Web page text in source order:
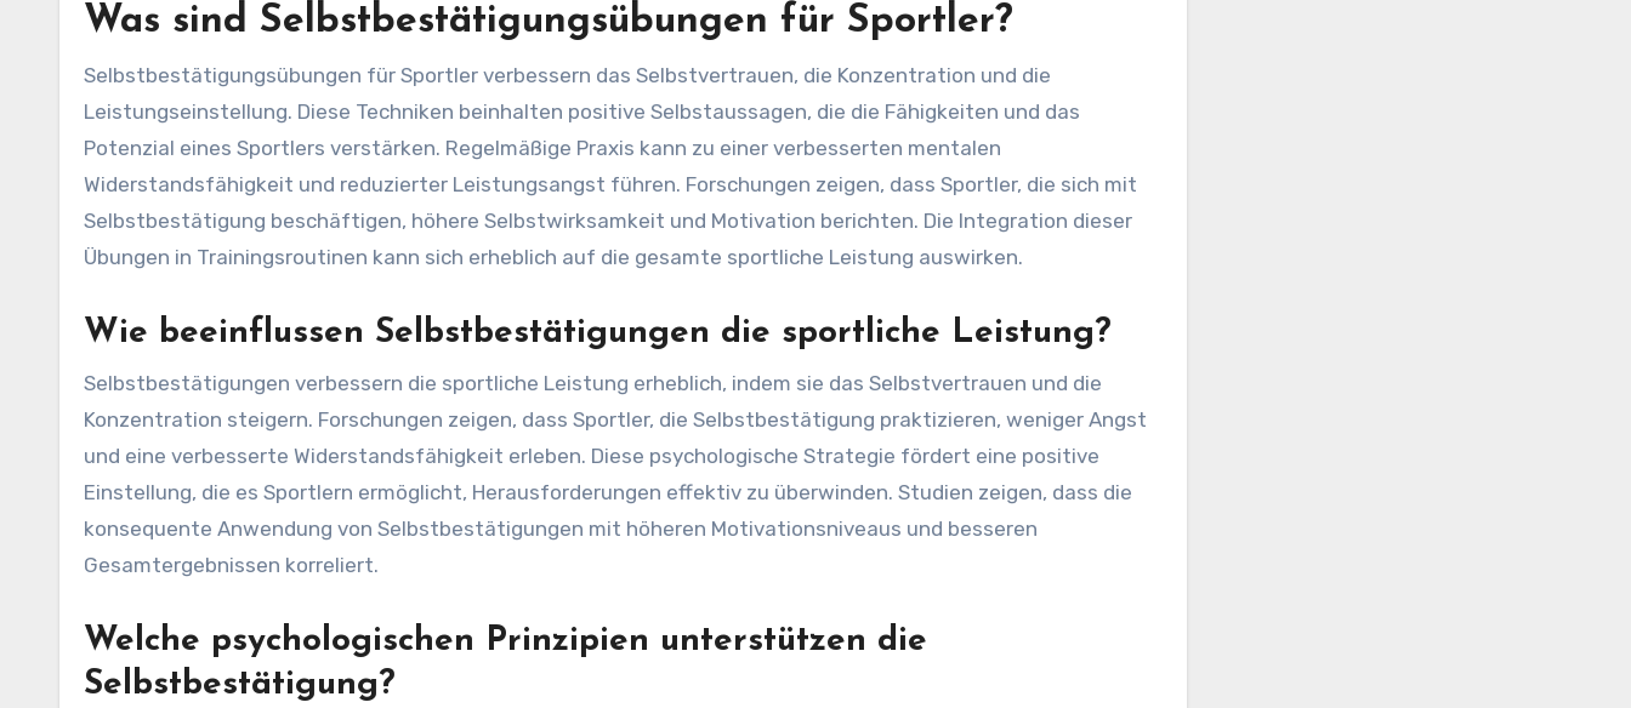
Was sind Selbstbestätigungsübungen für Sportler?
Selbstbestätigungsübungen für Sportler verbessern das Selbstvertrauen, die Konzentration und die
Leistungseinstellung. Diese Techniken beinhalten positive Selbstaussagen, die die Fähigkeiten und das
Potenzial eines Sportlers verstärken. Regelmäßige Praxis kann zu einer verbesserten mentalen
Widerstandsfähigkeit und reduzierter Leistungsangst führen. Forschungen zeigen, dass Sportler, die sich mit
Selbstbestätigung beschäftigen, höhere Selbstwirksamkeit und Motivation berichten. Die Integration dieser
Übungen in Trainingsroutinen kann sich erheblich auf die gesamte sportliche Leistung auswirken.
Wie beeinflussen Selbstbestätigungen die sportliche Leistung?
Selbstbestätigungen verbessern die sportliche Leistung erheblich, indem sie das Selbstvertrauen und die
Konzentration steigern. Forschungen zeigen, dass Sportler, die Selbstbestätigung praktizieren, weniger Angst
und eine verbesserte Widerstandsfähigkeit erleben. Diese psychologische Strategie fördert eine positive
Einstellung, die es Sportlern ermöglicht, Herausforderungen effektiv zu überwinden. Studien zeigen, dass die
konsequente Anwendung von Selbstbestätigungen mit höheren Motivationsniveaus und besseren
Gesamtergebnissen korreliert.
Welche psychologischen Prinzipien unterstützen die
Selbstbestätigung?